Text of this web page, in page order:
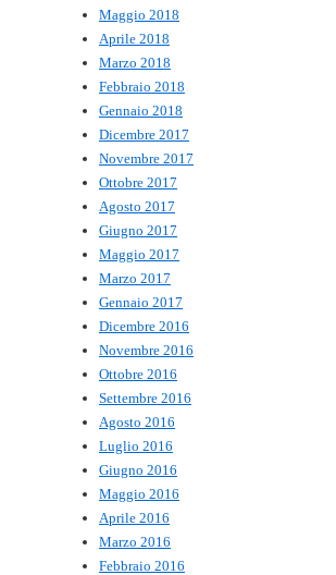
Maggio 2018
Aprile 2018
Marzo 2018
Febbraio 2018
Gennaio 2018
Dicembre 2017
Novembre 2017
Ottobre 2017
Agosto 2017
Giugno 2017
Maggio 2017
Marzo 2017
Gennaio 2017
Dicembre 2016
Novembre 2016
Ottobre 2016
Settembre 2016
Agosto 2016
Luglio 2016
Giugno 2016
Maggio 2016
Aprile 2016
Marzo 2016
Febbraio 2016